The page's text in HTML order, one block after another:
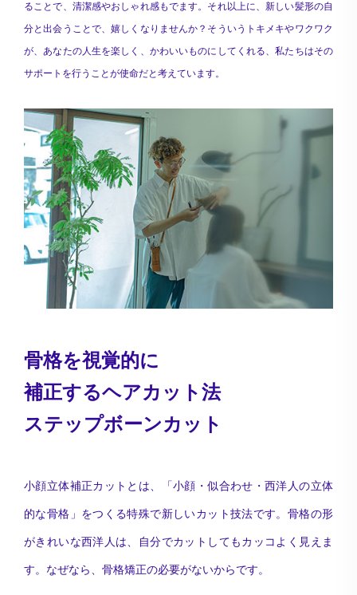
ることで、清潔感やおしゃれ感もでます。それ以上に、新しい髪形の自
分と出会うことで、嬉しくなりませんか？そういうトキメキやワクワク
が、あなたの人生を楽しく、かわいいものにしてくれる、私たちはその
サポートを行うことが使命だと考えています。
骨格を視覚的に
補正するヘアカット法
ステップボーンカット
小顔立体補正カットとは、「小顔・似合わせ・西洋人の立体
的な骨格」をつくる特殊で新しいカット技法です。骨格の形
がきれいな西洋人は、自分でカットしてもカッコよく見えま
す。なぜなら、骨格矯正の必要がないからです。